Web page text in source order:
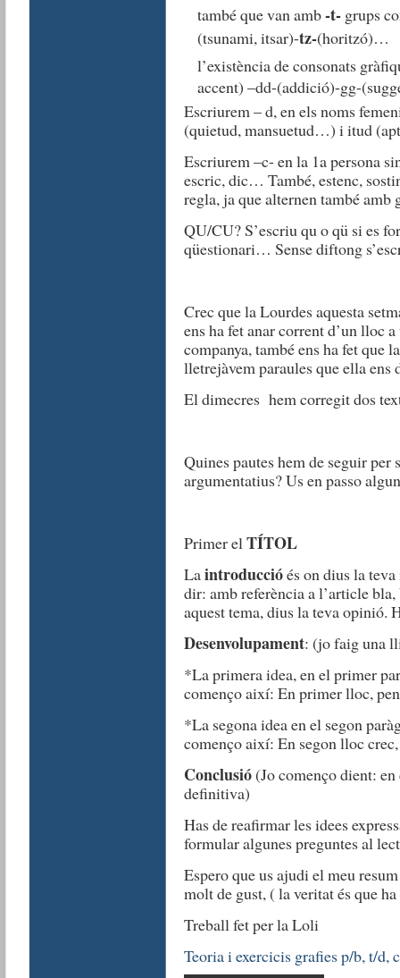
també que van amb-t-grups
(tsunami, itsar)-tz-(horitzó)…
l’existència de consonats
accent) –dd-(addició)-gg-
Escriurem – d, en els noms
(quietud, mansuetud…) i itud
Escriurem –c- en la 1a persona
escric, dic… També, estenc,
regla, ja que alternen també
QU/CU? S’escriu qu o qü si es
qüestionari… Sense diftong
Crec que la Lourdes aquesta
ens ha fet anar corrent d’un lloc
companya, també ens ha fet que
lletrejàvem paraules que ella ens
El dimecres hem corregit dos
Quines pautes hem de seguir per
argumentatius? Us en passo
Primer elTÍTOL
Laintroduccióés on dius la
dir: amb referència a l’article
aquest tema, dius la teva opinió.
Desenvolupament: (jo faig una
*La primera idea, en el primer
començo així: En primer lloc,
*La segona idea en el segon
començo així: En segon lloc
Conclusió(Jo començo dient:
definitiva)
Has de reafirmar les idees
formular algunes preguntes al
Espero que us ajudi el meu
molt de gust, ( la veritat és que
Treball fet per la Loli
Teoria i exercicis grafies p/b, t/d,